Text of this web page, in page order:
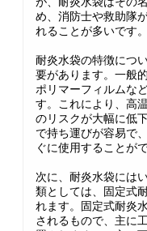
め、消防士や救助隊
れることが多いです。
耐炎水袋の特徴につ
要があります。一般
ポリマーフィルムな
す。これにより、高
のリスクが大幅に低
で持ち運びが容易で
ぐに使用することが
次に、耐炎水袋には
類としては、固定式
れます。固定式耐炎
されるもので、主に